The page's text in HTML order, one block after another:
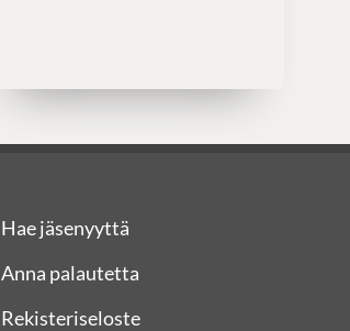
Hae jäsenyyttä
Anna palautetta
Rekisteriseloste